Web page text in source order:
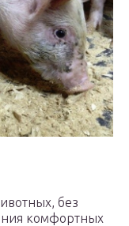
без
комфортных